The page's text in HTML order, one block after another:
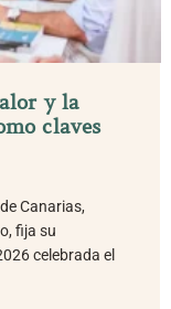
y la
claves
Canarias,
fija su
celebrada el